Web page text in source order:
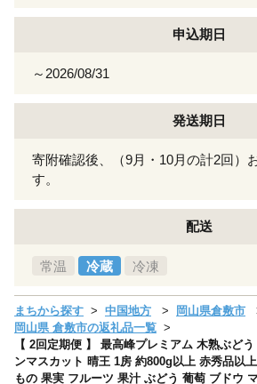
申込期日
～2026/08/31
発送期日
寄附確認後、（9月・10月の計2回）
す。
配送
常温 冷蔵 冷凍
まちから探す 中国地方
岡山県倉敷市
岡山県 倉敷市の返礼品一覧
【 2回定期便 】 最高峰プレミアム 木熟ぶど
ンマスカット 晴王 1房 約800g以上 赤秀品以
もの 果実 フルーツ 果汁 ぶどう 葡萄 ブドウ